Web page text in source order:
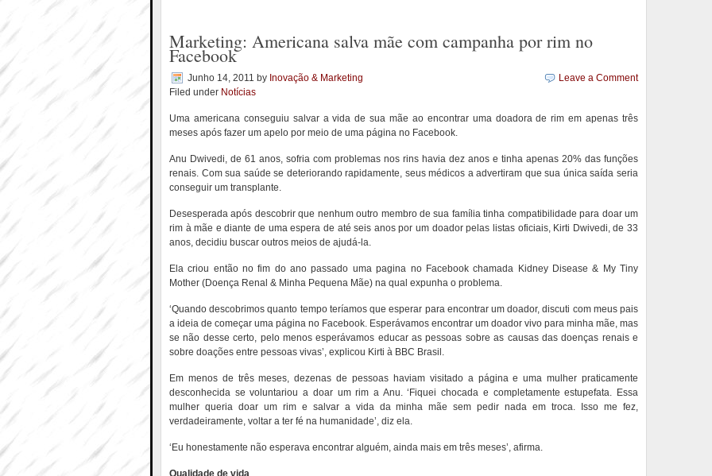
Marketing: Americana salva mãe com campanha por rim no
Facebook
Junho 14, 2011 by Inovação & Marketing
Filed under Notícias
Leave a Comment
Uma americana conseguiu salvar a vida de sua mãe ao encontrar uma doadora de rim em apenas três
meses após fazer um apelo por meio de uma página no Facebook.
Anu Dwivedi, de 61 anos, sofria com problemas nos rins havia dez anos e tinha apenas 20% das funções
renais. Com sua saúde se deteriorando rapidamente, seus médicos a advertiram que sua única saída seria
conseguir um transplante.
Desesperada após descobrir que nenhum outro membro de sua família tinha compatibilidade para doar um
rim à mãe e diante de uma espera de até seis anos por um doador pelas listas oficiais, Kirti Dwivedi, de 33
anos, decidiu buscar outros meios de ajudá-la.
Ela criou então no fim do ano passado uma pagina no Facebook chamada Kidney Disease & My Tiny
Mother (Doença Renal & Minha Pequena Mãe) na qual expunha o problema.
‘Quando descobrimos quanto tempo teríamos que esperar para encontrar um doador, discuti com meus pais
a ideia de começar uma página no Facebook. Esperávamos encontrar um doador vivo para minha mãe, mas
se não desse certo, pelo menos esperávamos educar as pessoas sobre as causas das doenças renais e
sobre doações entre pessoas vivas’, explicou Kirti à BBC Brasil.
Em menos de três meses, dezenas de pessoas haviam visitado a página e uma mulher praticamente
desconhecida se voluntariou a doar um rim a Anu. ‘Fiquei chocada e completamente estupefata. Essa
mulher queria doar um rim e salvar a vida da minha mãe sem pedir nada em troca. Isso me fez,
verdadeiramente, voltar a ter fé na humanidade’, diz ela.
‘Eu honestamente não esperava encontrar alguém, ainda mais em três meses’, afirma.
Qualidade de vida